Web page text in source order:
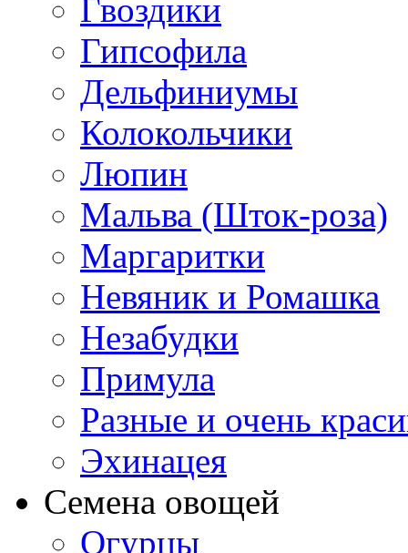
Гвоздики
Гипсофила
Дельфиниумы
Колокольчики
Люпин
Мальва (Шток-роза)
Маргаритки
Невяник и Ромашка
Незабудки
Примула
Разные и очень
Эхинацея
Семена овощей
Огурцы